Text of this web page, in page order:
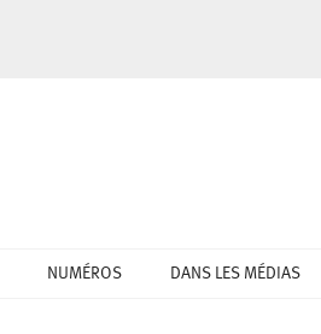
NUMÉROS DANS LES MÉDIAS